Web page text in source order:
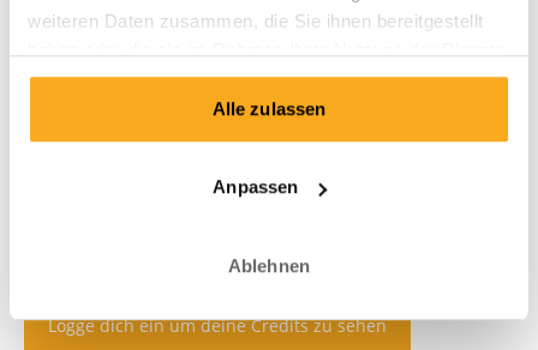
weiteren Daten zusammen, die Sie ihnen bereitgestellt
gesammelt haben.
Alle zulassen
Anpassen
Ablehnen
Logge dich ein um deine Credits zu sehen